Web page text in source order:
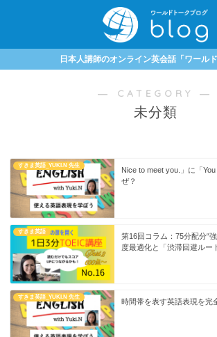
日本人講師のオンライン英会話「ワールド
― CATEGORY ―
未分類
すきま英語_YUKI.N 先生
Nice to meet you.」に「
ぜ？
すきま英語
第16回コラム：75分配分“
度最適化と「渋滞回避ルー
すきま英語_YUKI.N 先生
時間帯を表す英語表現を完